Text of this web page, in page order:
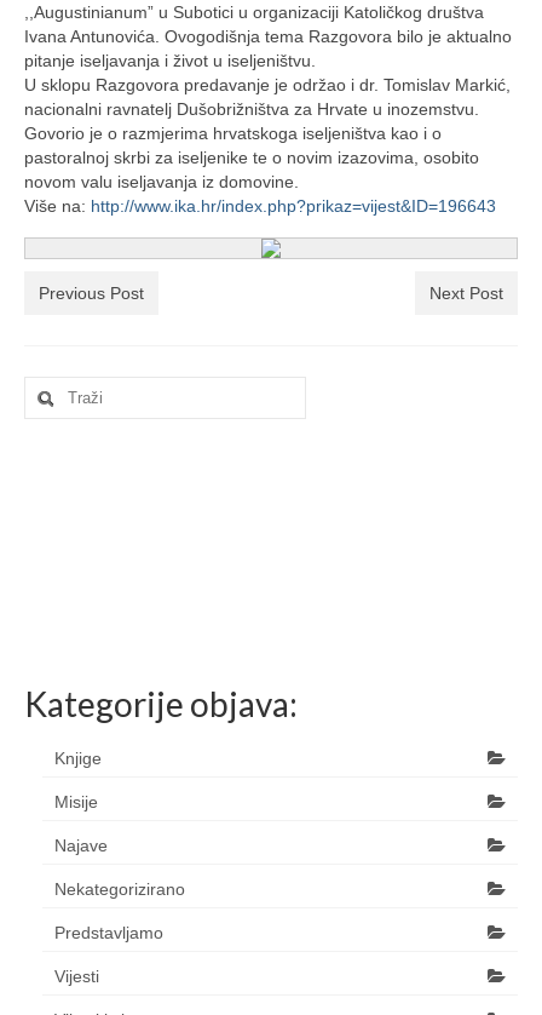
,,Augustinianum” u Subotici u organizaciji Katoličkog društva
Ivana Antunovića. Ovogodišnja tema Razgovora bilo je aktualno
pitanje iseljavanja i život u iseljeništvu.
U sklopu Razgovora predavanje je održao i dr. Tomislav Markić,
nacionalni ravnatelj Dušobrižništva za Hrvate u inozemstvu.
Govorio je o razmjerima hrvatskoga iseljeništva kao i o
pastoralnoj skrbi za iseljenike te o novim izazovima, osobito
novom valu iseljavanja iz domovine.
Više na: http://www.ika.hr/index.php?prikaz=vijest&ID=196643
Previous Post Next Post
Search
for:
Kategorije objava:
Knjige
Misije
Najave
Nekategorizirano
Predstavljamo
Vijesti